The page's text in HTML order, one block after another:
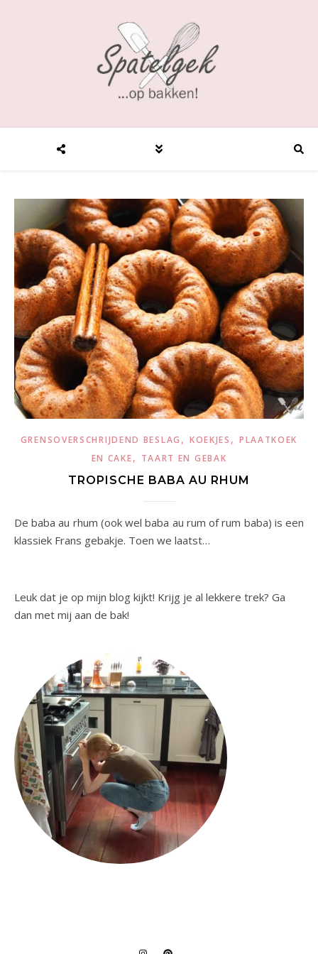
GRENSOVERSCHRIJDEND BESLAG , KOEKJES , PLAATKOEK
EN CAKE, TAART EN GEBAK
TROPISCHE BABA AU RHUM
De baba au rhum (ook wel baba au rum of rum baba) is een
klassiek Frans gebakje. Toen we laatst…
Leuk dat je op mijn blog kijkt! Krijg je al lekkere trek? Ga
dan met mij aan de bak!